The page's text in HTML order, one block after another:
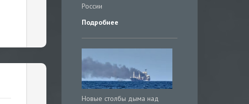
России
Подробнее
Новые столбы дыма над